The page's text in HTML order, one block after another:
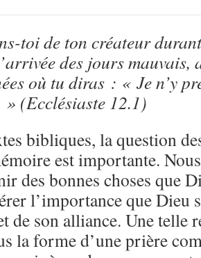
toi de ton créateur
des jours mauvais,
où tu diras : « Je n’y
(Ecclésiaste 12.1)
bibliques, la question
est importante.
des bonnes choses que
l’importance que Dieu
de son alliance. Une telle
la forme d’une prière